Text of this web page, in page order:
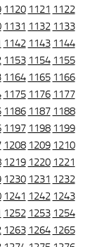
1120 1121 1122
1131 1132 1133
1142 1143 1144
1153 1154 1155
1164 1165 1166
1175 1176 1177
1186 1187 1188
1197 1198 1199
1208 1209 1210
1219 1220 1221
1230 1231 1232
1241 1242 1243
1252 1253 1254
1263 1264 1265